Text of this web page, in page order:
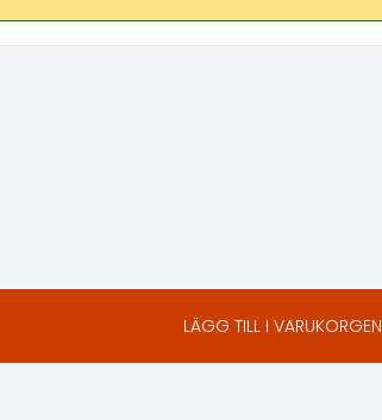
LÄGG TILL I VARUKORGEN